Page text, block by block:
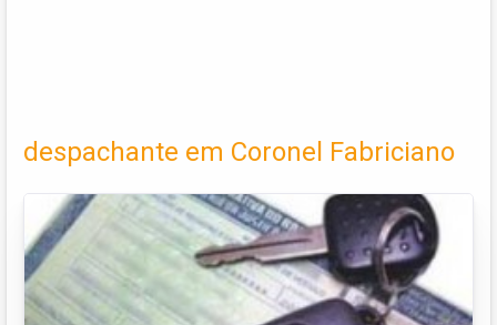
despachante em Coronel Fabriciano